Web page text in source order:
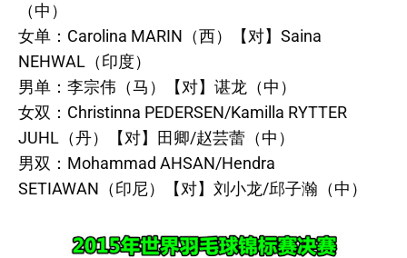
（中）
女单：Carolina MARIN（西）【对】Saina
NEHWAL（印度）
男单：李宗伟（马）【对】谌龙（中）
女双：Christinna PEDERSEN/Kamilla RYTTER
JUHL（丹）【对】田卿/赵芸蕾（中）
男双：Mohammad AHSAN/Hendra
SETIAWAN（印尼）【对】刘小龙/邱子瀚（中）